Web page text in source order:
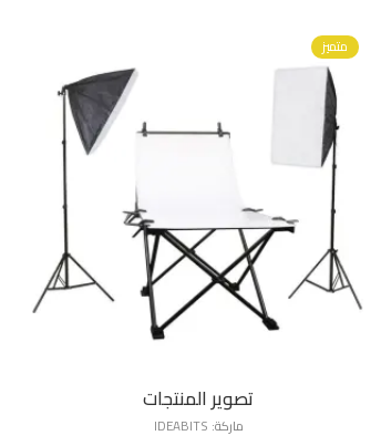
متميز
ماركة: IDEABITS
تصوير المنتجات